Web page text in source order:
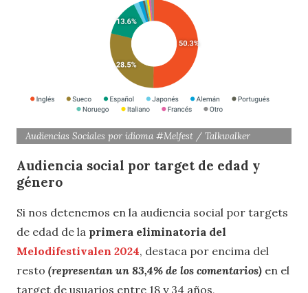
Audiencias Sociales por idioma #Melfest / Talkwalker
Audiencia social por target de edad y
género
Si nos detenemos en la audiencia social por targets
de edad de la primera eliminatoria del
Melodifestivalen 2024, destaca por encima del
resto (representan un 83,4% de los comentarios) en el
target de usuarios entre 18 y 34 años,